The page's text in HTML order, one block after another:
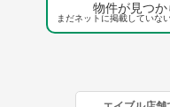
物件が見つ
まだネットに掲載していな